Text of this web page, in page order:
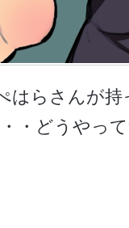
はらさんが
・どうやっ